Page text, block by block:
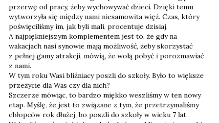
przerwę od pracy, żeby wychowywać dzieci. Dzięki temu
wytworzyła się między nami niesamowita więź. Czas, który
poświęciliśmy im, jak byli mali, procentuje dzisiaj.
A najpiękniejszym komplementem jest to, że gdy na
wakacjach nasi synowie mają możliwość, żeby skorzystać
z pełnej gamy atrakcji, mówią, że wolą pobyć i porozmawiać
z nami.
W tym roku Wasi bliźniacy poszli do szkoły. Było to większe
przeżycie dla Was czy dla nich?
Szczerze mówiąc, to bardzo miękko weszliśmy w ten nowy
etap. Myślę, że jest to związane z tym, że przetrzymaliśmy
chłopców rok dłużej, bo poszli do szkoły w wieku 7 lat.